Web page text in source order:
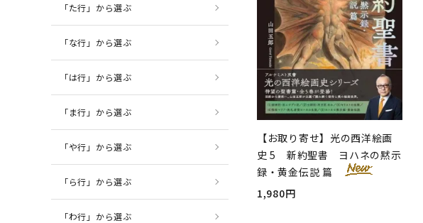
【お取り寄せ】光の西洋絵画
史 5 新約聖書 ヨハネの黙示
録・黄金伝説 篇
1,980円
「た行」から選ぶ
「な行」から選ぶ
「は行」から選ぶ
「ま行」から選ぶ
「や行」から選ぶ
「ら行」から選ぶ
「わ行」から選ぶ